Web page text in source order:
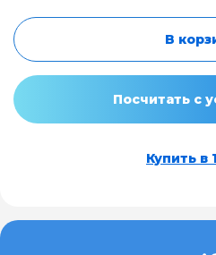
В
Посчитать с
Купить в